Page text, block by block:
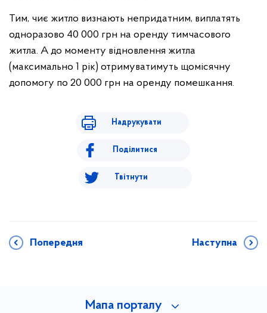
Тим, чиє житло визнають непридатним, виплатять
одноразово 40 000 грн на оренду тимчасового
житла. А до моменту відновлення житла
(максимально 1 рік) отримуватимуть щомісячну
допомогу по 20 000 грн на оренду помешкання.
Надрукувати
Поділитися
Твітнути
Попередня Наступна
Мапа порталу